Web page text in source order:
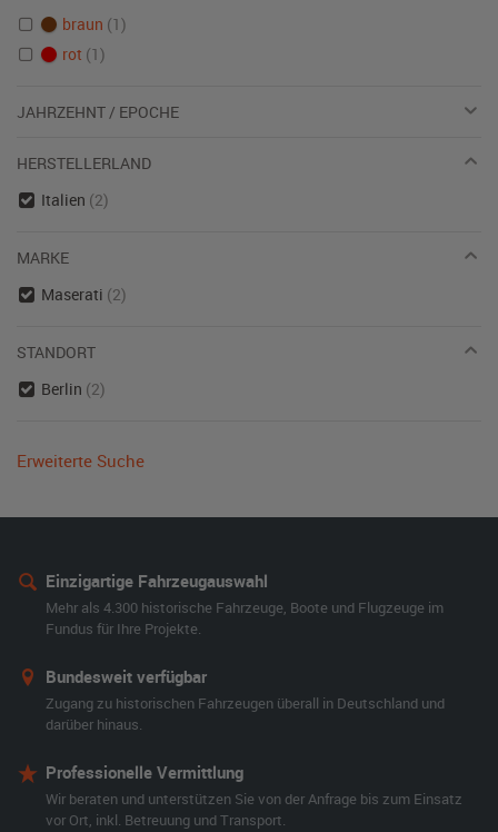
braun (1)
rot (1)
JAHRZEHNT / EPOCHE
HERSTELLERLAND
Italien (2)
MARKE
Maserati (2)
STANDORT
Berlin (2)
Erweiterte Suche
Einzigartige Fahrzeugauswahl
Mehr als 4.300 historische Fahrzeuge, Boote und Flugzeuge im
Fundus für Ihre Projekte.
Bundesweit verfügbar
Zugang zu historischen Fahrzeugen überall in Deutschland und
darüber hinaus.
Professionelle Vermittlung
Wir beraten und unterstützen Sie von der Anfrage bis zum Einsatz
vor Ort, inkl. Betreuung und Transport.